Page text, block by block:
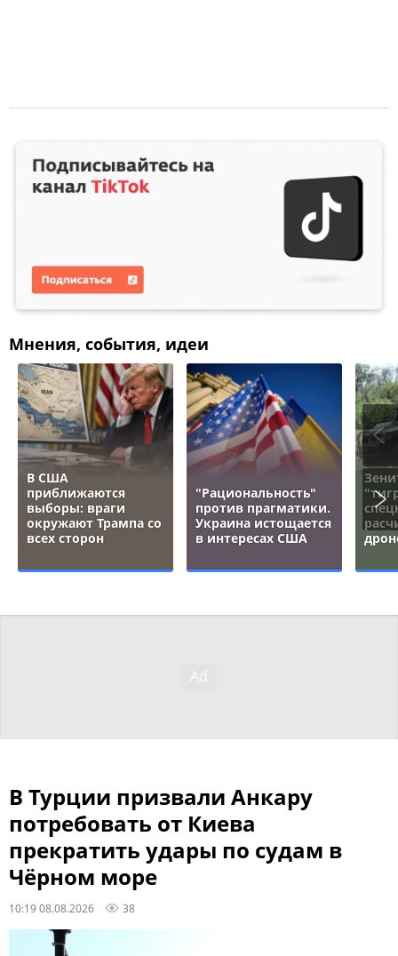
Мнения, события, идеи
В США
приближаются
выборы: враги
окружают Трампа со
всех сторон
"Рациональность"
против прагматики.
Украина истощается
в интересах США
В Турции призвали Анкару
потребовать от Киева
прекратить удары по судам в
Чёрном море
10:19 08.08.2026 38